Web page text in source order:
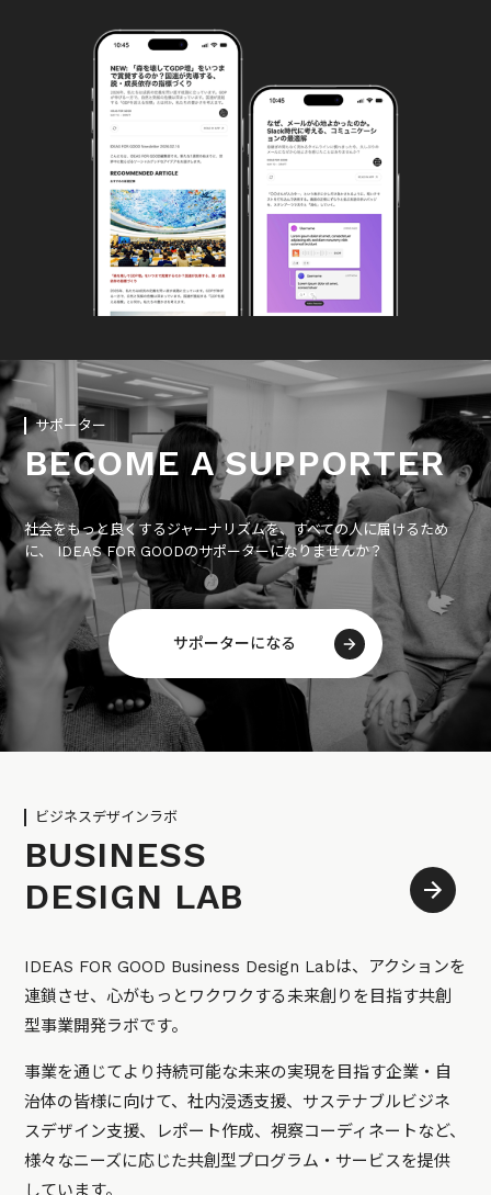
サポーター
BECOME A SUPPORTER
社会をもっと良くするジャーナリズムを、すべての人に届けるため
に、 IDEAS FOR GOODのサポーターになりませんか？
サポーターになる
ビジネスデザインラボ
BUSINESS
DESIGN LAB
IDEAS FOR GOOD Business Design Labは、アクションを
連鎖させ、心がもっとワクワクする未来創りを目指す共創
型事業開発ラボです。
事業を通じてより持続可能な未来の実現を目指す企業・自
治体の皆様に向けて、社内浸透支援、サステナブルビジネ
スデザイン支援、レポート作成、視察コーディネートなど、
様々なニーズに応じた共創型プログラム・サービスを提供
しています。